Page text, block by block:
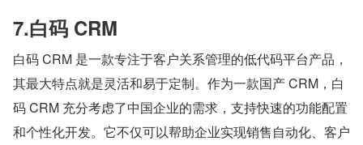
7.白码 CRM
白码 CRM 是一款专注于客户关系管理的低代码平台产品，
其最大特点就是灵活和易于定制。作为一款国产 CRM，白
码 CRM 充分考虑了中国企业的需求，支持快速的功能配置
和个性化开发。它不仅可以帮助企业实现销售自动化、客户